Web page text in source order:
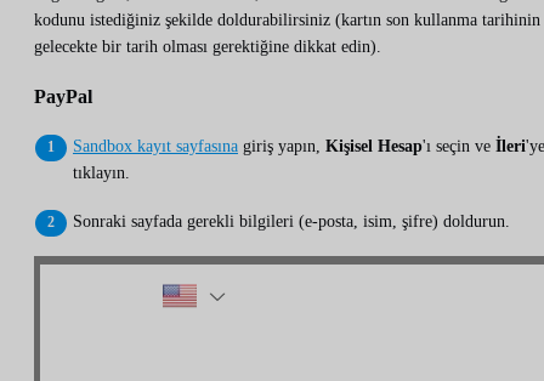
kodunu istediğiniz şekilde doldurabilirsiniz (kartın son kullanma tarihinin
gelecekte bir tarih olması gerektiğine dikkat edin).
PayPal
Sandbox kayıt sayfasına giriş yapın, Kişisel Hesap'ı seçin ve İleri'ye
tıklayın.
Sonraki sayfada gerekli bilgileri (e-posta, isim, şifre) doldurun.